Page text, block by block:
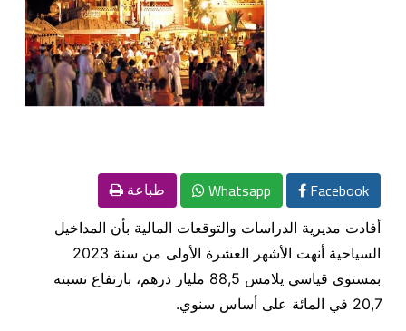
Facebook
Whatsapp طباعة
أفادت مديرية الدراسات والتوقعات المالية بأن المداخيل
السياحية أنهت الأشهر العشرة الأولى من سنة 2023
بمستوى قياسي يلامس 88,5 مليار درهم، بارتفاع نسبته
20,7 في المائة على أساس سنوي.